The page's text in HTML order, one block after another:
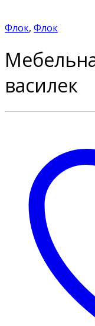
Флок, Флок
василек